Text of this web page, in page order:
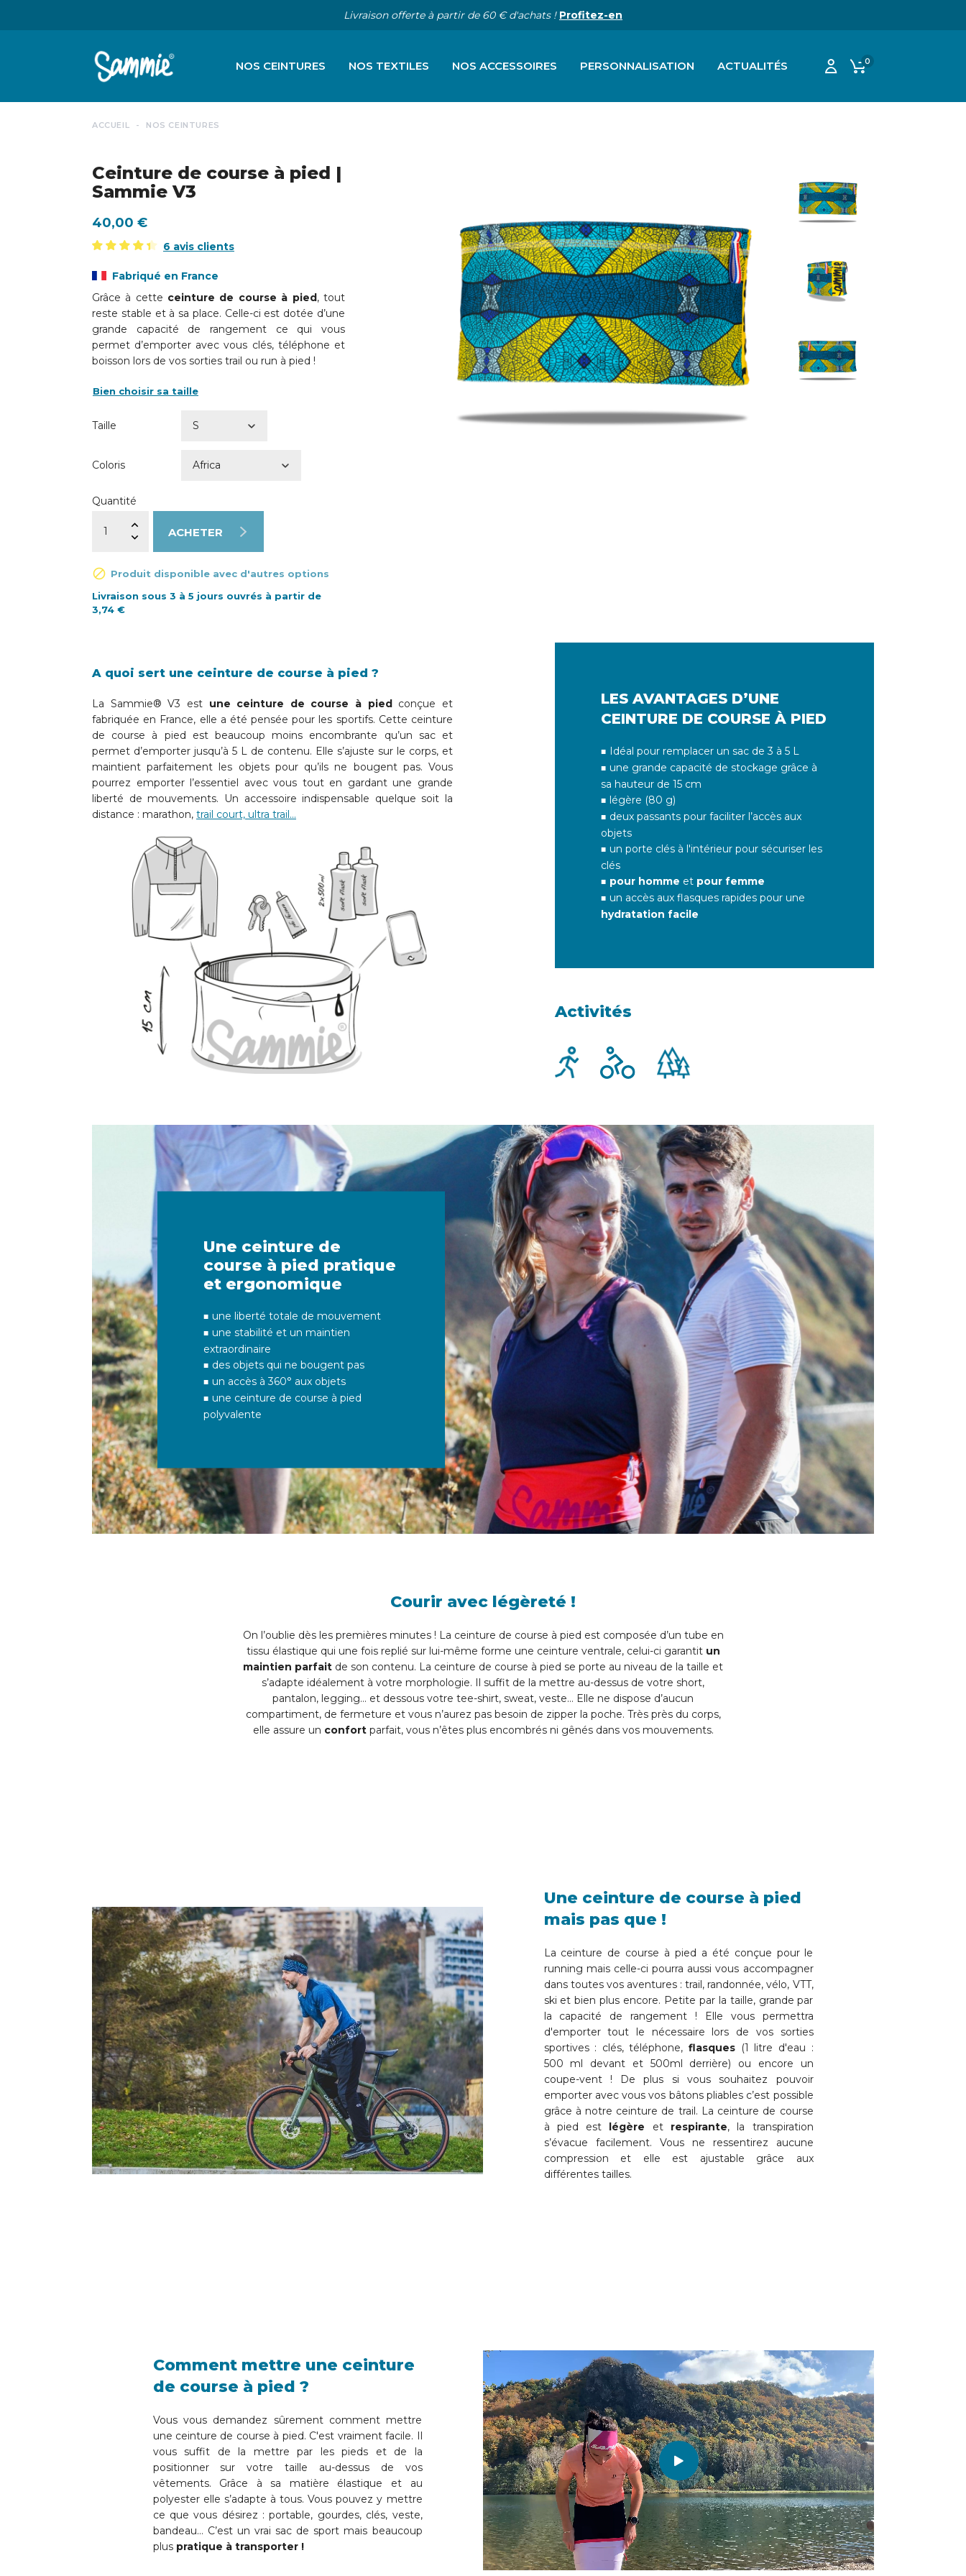
Livraison offerte à partir de 60 € d'achats ! Profitez-en
NOS CEINTURES NOS TEXTILES NOS ACCESSOIRES PERSONNALISATION ACTUALITÉS 0
ACCUEIL NOS CEINTURES
Ceinture de course à pied |
Sammie V3
40,00 €
6 avis clients
Fabriqué en France
Grâce à cette ceinture de course à pied, tout
reste stable et à sa place. Celle-ci est dotée d’une
grande capacité de rangement ce qui vous
permet d’emporter avec vous clés, téléphone et
boisson lors de vos sorties trail ou run à pied !
Bien choisir sa taille
Taille
Coloris
Quantité
ACHETER
 Produit disponible avec d'autres options
Livraison sous 3 à 5 jours ouvrés à partir de
3,74 €
A quoi sert une ceinture de course à pied ?
La Sammie® V3 est une ceinture de course à piedconçue et
fabriquée en France, elle a été pensée pour les sportifs. Cette ceinture
de course à pied est beaucoup moins encombrante qu’un sac et
permet d’emporter jusqu’à 5 L de contenu. Elle s’ajuste sur le corps, et
maintient parfaitement les objets pour qu’ils ne bougent pas. Vous
pourrez emporter l’essentiel avec vous tout en gardant une grande
liberté de mouvements. Un accessoire indispensable quelque soit la
distance : marathon, trail court, ultra trail…
LES AVANTAGES D’UNE
CEINTURE DE COURSE À PIED
Idéal pour remplacer un sac de 3 à 5 L
une grande capacité de stockage grâce à
sa hauteur de 15 cm
légère (80 g)
deux passants pour faciliter l’accès aux
objets
un porte clés à l'intérieur pour sécuriser les
clés
pour homme et pour femme
un accès aux flasques rapides pour une
hydratation facile
Activités
Une ceinture de
course à pied pratique
et ergonomique
une liberté totale de mouvement
une stabilité et un maintien
extraordinaire
des objets qui ne bougent pas
un accès à 360° aux objets
une ceinture de course à pied
polyvalente
Courir avec légèreté !
On l’oublie dès les premières minutes ! La ceinture de course à pied est composée d’un tube en
tissu élastique qui une fois replié sur lui-même forme une ceinture ventrale, celui-ci garantit un
maintien parfait de son contenu. La ceinture de course à pied se porte au niveau de la taille et
s’adapte idéalement à votre morphologie. Il suffit de la mettre au-dessus de votre short,
pantalon, legging… et dessous votre tee-shirt, sweat, veste… Elle ne dispose d’aucun
compartiment, de fermeture et vous n’aurez pas besoin de zipper la poche. Très près du corps,
elle assure un confortparfait, vous n’êtes plus encombrés ni gênés dans vos mouvements.
Une ceinture de course à pied
mais pas que !
La ceinture de course à pied a été conçue pour le
running mais celle-ci pourra aussi vous accompagner
dans toutes vos aventures : trail, randonnée, vélo, VTT,
ski et bien plus encore. Petite par la taille, grande par
la capacité de rangement ! Elle vous permettra
d'emporter tout le nécessaire lors de vos sorties
sportives : clés, téléphone, flasques (1 litre d'eau :
500 ml devant et 500ml derrière) ou encore un
coupe-vent ! De plus si vous souhaitez pouvoir
emporter avec vous vos bâtons pliables c’est possible
grâce à notre ceinture de trail. La ceinture de course
à pied est légère et respirante, la transpiration
s’évacue facilement. Vous ne ressentirez aucune
compression et elle est ajustable grâce aux
différentes tailles.
Comment mettre une ceinture
de course à pied ?
Vous vous demandez sûrement comment mettre
une ceinture de course à pied. C'est vraiment facile. Il
vous suffit de la mettre par les pieds et de la
positionner sur votre taille au-dessus de vos
vêtements. Grâce à sa matière élastique et au
polyester elle s’adapte à tous. Vous pouvez y mettre
ce que vous désirez : portable, gourdes, clés, veste,
bandeau… C’est un vrai sac de sport mais beaucoup
pluspratique à transporter !